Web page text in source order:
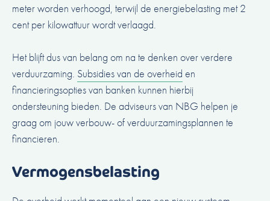
meter worden verhoogd, terwijl de energiebelasting met 2
cent per kilowattuur wordt verlaagd.
Het blijft dus van belang om na te denken over verdere
verduurzaming. Subsidies van de overheid en
financieringsopties van banken kunnen hierbij
ondersteuning bieden. De adviseurs van NBG helpen je
graag om jouw verbouw- of verduurzamingsplannen te
financieren.
Vermogensbelasting